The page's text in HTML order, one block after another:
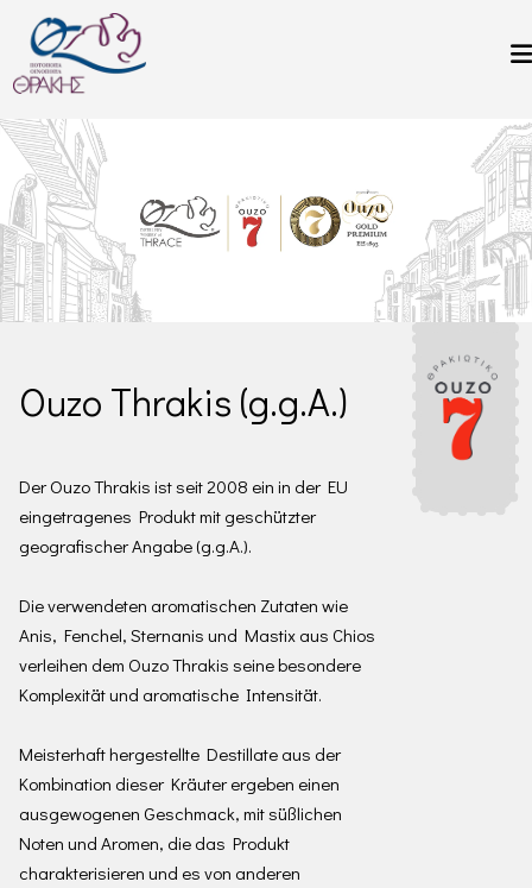
Direkt zum Inhalt
Ouzo Thrakis (g.g.A.)
Der Ouzo Thrakis ist seit 2008 ein in der EU
eingetragenes Produkt mit geschützter
geografischer Angabe (g.g.A.).
Die verwendeten aromatischen Zutaten wie
Anis, Fenchel, Sternanis und Mastix aus Chios
verleihen dem Ouzo Thrakis seine besondere
Komplexität und aromatische Intensität.
Meisterhaft hergestellte Destillate aus der
Kombination dieser Kräuter ergeben einen
ausgewogenen Geschmack, mit süßlichen
Noten und Aromen, die das Produkt
charakterisieren und es von anderen